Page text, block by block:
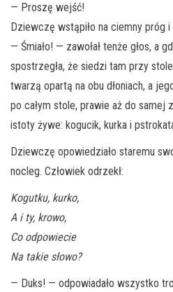
— Proszę wejść!
Dziewczę wstąpiło na ciemny próg
— Śmiało! — zawołał tenże głos, a
spostrzegła, że siedzi tam przy
twarzą opartą na obu dłoniach, a
po całym stole, prawie aż do samej
istoty żywe: kogucik, kurka i
Dziewczę opowiedziało staremu
nocleg. Człowiek odrzekł:
Kogutku, kurko,
A i ty, krowo,
Co odpowiecie
Na takie słowo?
— Duks! — odpowiadało wszystko